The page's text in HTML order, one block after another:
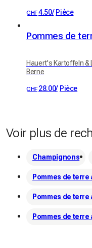
CHF4.50/ Pièce
Hauert's Kartoffeln &
Berne
CHF 28.00/ Pièce
Voir plus de
Champignons
Pommes de
Pommes de terre
Pommes de